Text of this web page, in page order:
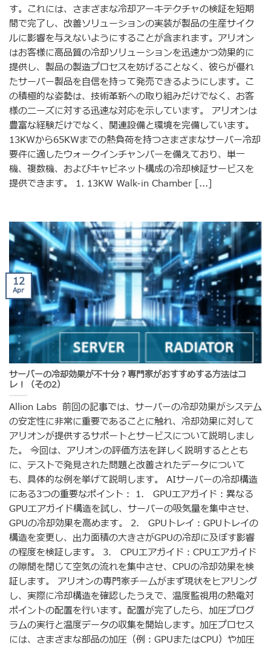
す。これには、さまざまな冷却アーキテクチャの検証を短期
間で完了し、改善ソリューションの実装が製品の生産サイク
ルに影響を与えないようにすることが含まれます。アリオン
はお客様に高品質の冷却ソリューションを迅速かつ効果的に
提供し、製品の製造プロセスを妨げることなく、彼らが優れ
たサーバー製品を自信を持って発売できるようにします。こ
の積極的な姿勢は、技術革新への取り組みだけでなく、お客
様のニーズに対する迅速な対応を示しています。 アリオンは
豊富な経験だけでなく、関連設備と環境を完備しています。
13KWから65KWまでの熱負荷を持つさまざまなサーバー冷却
要件に適したウォークインチャンバーを備えており、単一
機、複数機、およびキャビネット構成の冷却検証サービスを
提供できます。 1. 13KW Walk-in Chamber [...]
サーバーの冷却効果が不十分？専門家がおすすめする方法はコ
レ！（その2）
Allion Labs 前回の記事では、サーバーの冷却効果がシステム
の安定性に非常に重要であることに触れ、冷却効果に対して
アリオンが提供するサポートとサービスについて説明しまし
た。 今回は、アリオンの評価方法を詳しく説明するととも
に、テストで発見された問題と改善されたデータについて
も、具体的な例を挙げて説明します。 AIサーバーの冷却構造
にある3つの重要なポイント： 1. GPUエアガイド：異なる
GPUエアガイド構造を試し、サーバーの吸気量を集中させ、
GPUの冷却効果を高めます。 2. GPUトレイ：GPUトレイの
構造を変更し、出力面積の大きさがGPUの冷却に及ぼす影響
の程度を検証します。 3. CPUエアガイド：CPUエアガイド
の隙間を閉じて空気の流れを集中させ、CPUの冷却効果を検
証します。 アリオンの専門家チームがまず現状をヒアリング
し、実際に冷却構造を確認したうえで、温度監視用の熱電対
ポイントの配置を行います。配置が完了したら、加圧プログ
ラムの実行と温度データの収集を開始します。加圧プロセス
には、さまざまな部品の加圧（例：GPUまたはCPU）や加圧
12
Apr